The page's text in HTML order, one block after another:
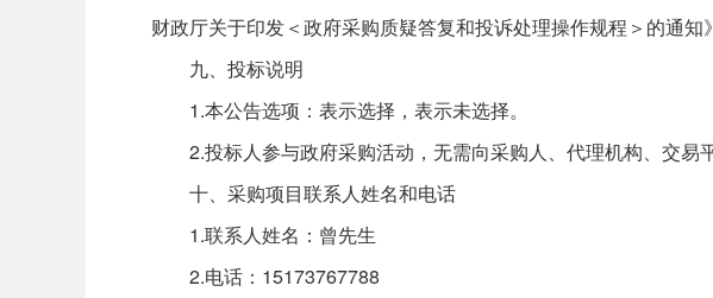
财政厅关于印发＜政府采购质疑答复和投诉处理操作规程＞的通
九、投标说明
1.本公告选项：表示选择，表示未选择。
2.投标人参与政府采购活动，无需向采购人、代理机构、交易平
十、采购项目联系人姓名和电话
1.联系人姓名：曾先生
2.电话：15173767788